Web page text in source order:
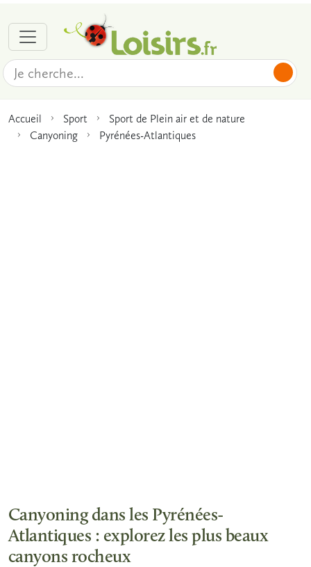
Accueil Sport
Sport de Plein air et de nature
Canyoning
Pyrénées-Atlantiques
Canyoning dans les Pyrénées-
Atlantiques : explorez les plus beaux
canyons rocheux